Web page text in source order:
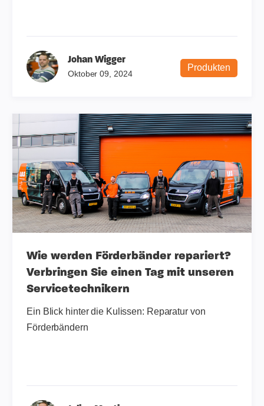
Johan Wigger
Oktober 09, 2024
Produkten
Wie werden Förderbänder repariert?
Verbringen Sie einen Tag mit unseren
Servicetechnikern
Ein Blick hinter die Kulissen: Reparatur von
Förderbändern